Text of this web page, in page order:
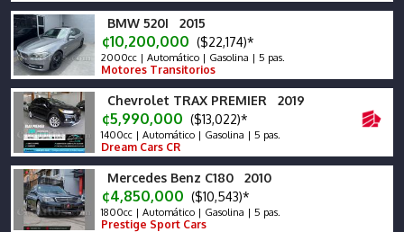
BMW 520I 2015
¢10,200,000 ($22,174)*
2000cc | Automático | Gasolina | 5 pas.
Motores Transitorios
Chevrolet TRAX PREMIER 2019
¢5,990,000 ($13,022)*
1400cc | Automático | Gasolina | 5 pas.
Dream Cars CR
Mercedes Benz C180 2010
¢4,850,000 ($10,543)*
1800cc | Automático | Gasolina | 5 pas.
Prestige Sport Cars